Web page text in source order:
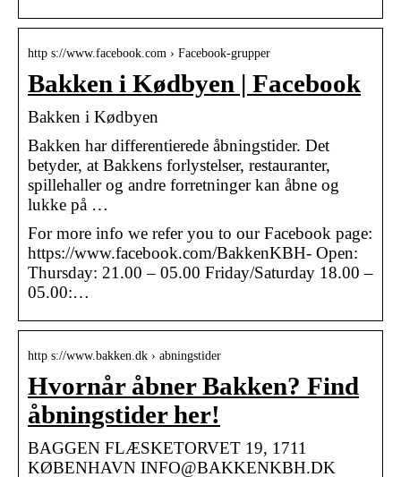
http s://www.facebook.com › Facebook-grupper
Bakken i Kødbyen | Facebook
Bakken i Kødbyen
Bakken har differentierede åbningstider. Det
betyder, at Bakkens forlystelser, restauranter,
spillehaller og andre forretninger kan åbne og
lukke på …
For more info we refer you to our Facebook page:
https://www.facebook.com/BakkenKBH- Open:
Thursday: 21.00 – 05.00 Friday/Saturday 18.00 –
05.00:…
http s://www.bakken.dk › abningstider
Hvornår åbner Bakken? Find
åbningstider her!
BAGGEN FLÆSKETORVET 19, 1711
KØBENHAVN INFO@BAKKENKBH.DK